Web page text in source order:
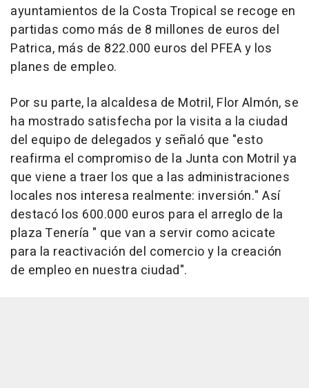
ayuntamientos de la Costa Tropical se recoge en
partidas como más de 8 millones de euros del
Patrica, más de 822.000 euros del PFEA y los
planes de empleo.
Por su parte, la alcaldesa de Motril, Flor Almón, se
ha mostrado satisfecha por la visita a la ciudad
del equipo de delegados y señaló que "esto
reafirma el compromiso de la Junta con Motril ya
que viene a traer los que a las administraciones
locales nos interesa realmente: inversión." Así
destacó los 600.000 euros para el arreglo de la
plaza Tenería " que van a servir como acicate
para la reactivación del comercio y la creación
de empleo en nuestra ciudad".